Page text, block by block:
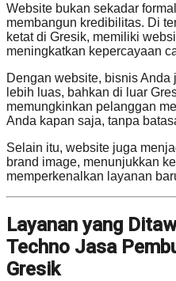
Website bukan sekadar
membangun kredibilitas. Di
ketat di Gresik, memiliki
meningkatkan kepercayaan
Dengan website, bisnis
lebih luas, bahkan di luar
memungkinkan pelanggan
Anda kapan saja, tanpa
Selain itu, website juga
brand image, menunjukkan
memperkenalkan layanan
Layanan yang
Techno Jasa
Gresik